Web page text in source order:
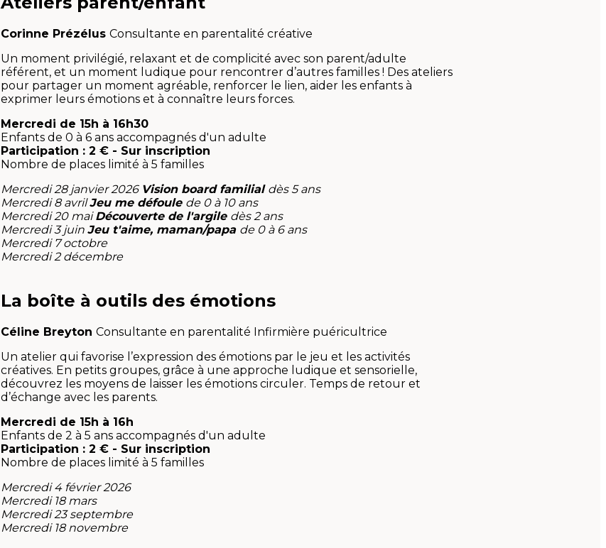
Corinne Prézélus Consultante en parentalité créative
Un moment privilégié, relaxant et de complicité avec son parent/adulte
référent, et un moment ludique pour rencontrer d’autres familles ! Des ateliers
pour partager un moment agréable, renforcer le lien, aider les enfants à
exprimer leurs émotions et à connaître leurs forces.
Mercredi de 15h à 16h30
Enfants de 0 à 6 ans accompagnés d'un adulte
Participation : 2 € - Sur inscription
Nombre de places limité à 5 familles
Mercredi 28 janvier 2026 Vision board familial dès 5 ans
Mercredi 8 avrilJeu me défoule de 0 à 10 ans
Mercredi 20 maiDécouverte de l'argile dès 2 ans
Mercredi 3 juin Jeu t'aime, maman/papa de 0 à 6 ans
Mercredi 7 octobre
Mercredi 2 décembre
La boîte à outils des émotions
Céline Breyton Consultante en parentalité Infirmière puéricultrice
Un atelier qui favorise l’expression des émotions par le jeu et les activités
créatives. En petits groupes, grâce à une approche ludique et sensorielle,
découvrez les moyens de laisser les émotions circuler. Temps de retour et
d’échange avec les parents.
Mercredi de 15h à 16h
Enfants de 2 à 5 ans accompagnés d'un adulte
Participation : 2 € - Sur inscription
Nombre de places limité à 5 familles
Mercredi 4 février 2026
Mercredi 18 mars
Mercredi 23 septembre
Mercredi 18 novembre